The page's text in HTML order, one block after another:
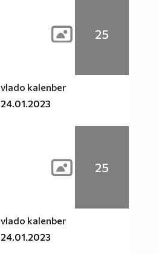
25
vlado kalenber
24.01.2023
25
vlado kalenber
24.01.2023